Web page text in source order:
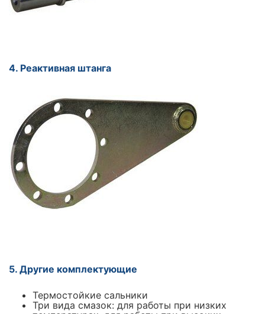
4. Реактивная штанга
5. Другие комплектующие
Термостойкие сальники
Три вида смазок: для работы при низких